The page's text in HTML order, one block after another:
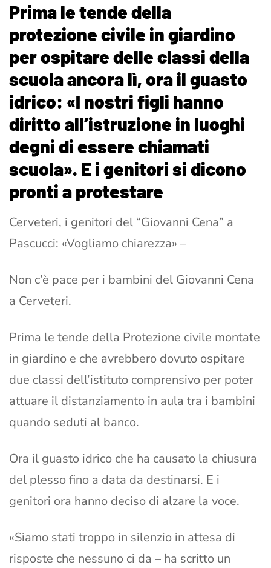
Prima le tende della
protezione civile in giardino
per ospitare delle classi della
scuola ancora lì, ora il guasto
idrico: «I nostri figli hanno
diritto all’istruzione in luoghi
degni di essere chiamati
scuola». E i genitori si dicono
pronti a protestare
Cerveteri, i genitori del “Giovanni Cena” a
Pascucci: «Vogliamo chiarezza» –
Non c’è pace per i bambini del Giovanni Cena
a Cerveteri.
Prima le tende della Protezione civile montate
in giardino e che avrebbero dovuto ospitare
due classi dell’istituto comprensivo per poter
attuare il distanziamento in aula tra i bambini
quando seduti al banco.
Ora il guasto idrico che ha causato la chiusura
del plesso fino a data da destinarsi. E i
genitori ora hanno deciso di alzare la voce.
«Siamo stati troppo in silenzio in attesa di
risposte che nessuno ci da – ha scritto un